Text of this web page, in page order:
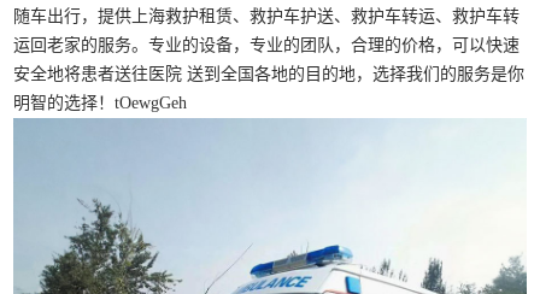
随车出行，提供上海救护租赁、救护车护送、救护车转运、救护车转
运回老家的服务。专业的设备，专业的团队，合理的价格，可以快速
安全地将患者送往医院 送到全国各地的目的地，选择我们的服务是你
明智的选择！tOewgGeh